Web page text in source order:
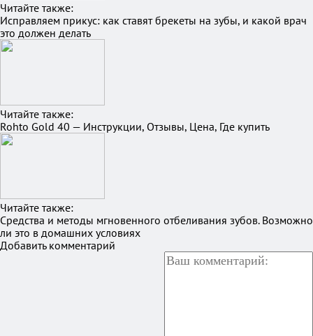
Читайте также:
Исправляем прикус: как ставят брекеты на зубы, и какой врач
это должен делать
Читайте также:
Rohto Gold 40 — Инструкции, Отзывы, Цена, Где купить
Читайте также:
Средства и методы мгновенного отбеливания зубов. Возможно
ли это в домашних условиях
Добавить комментарий